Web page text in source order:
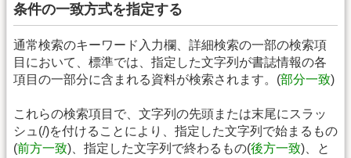
条件の一致方式を指定する
通常検索のキーワード入力欄、詳細検索の一部の検索項
目において、標準では、指定した文字列が書誌情報の各
項目の一部分に含まれる資料が検索されます。(部分一致)
これらの検索項目で、文字列の先頭または末尾にスラッ
シュ(/)を付けることにより、指定した文字列で始まるもの
(前方一致)、指定した文字列で終わるもの(後方一致)、と